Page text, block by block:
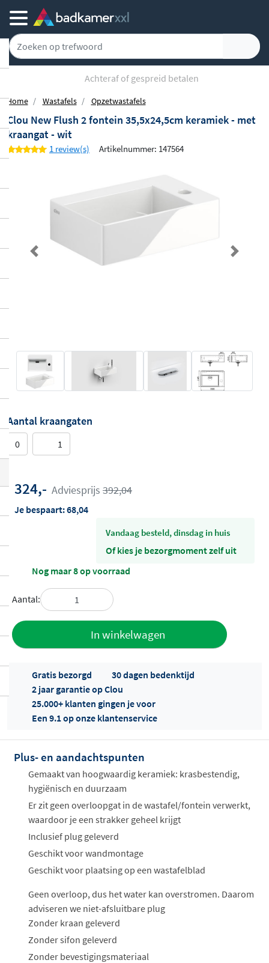
Achteraf of gespreid betalen
Home Wastafels Opzetwastafels
Clou New Flush 2 fontein 35,5x24,5cm keramiek - met
kraangat - wit
1 review(s) Artikelnummer: 147564
Previous Next
Aantal kraangaten
0 1
324,- Adviesprijs 392,04
Je bespaart:68,04
vandaag besteld, dinsdag in huis
Of kies je bezorgmoment zelf uit
Nog maar 8 op voorraad
Aantal:
In winkelwagen
Offertes
ophalen...
Gratis bezorgd
30 dagen bedenktijd
2 jaar garantie op Clou
25.000+ klanten gingen je voor
Een 9.1 op onze klantenservice
Plus- en aandachtspunten
Gemaakt van hoogwaardig keramiek: krasbestendig,
hygiënisch en duurzaam
Er zit geen overloopgat in de wastafel/fontein verwerkt,
waardoor je een strakker geheel krijgt
Inclusief plug geleverd
Geschikt voor wandmontage
Geschikt voor plaatsing op een wastafelblad
Geen overloop, dus het water kan overstromen. Daarom
adviseren we niet-afsluitbare plug
Zonder kraan geleverd
Zonder sifon geleverd
Zonder bevestigingsmateriaal